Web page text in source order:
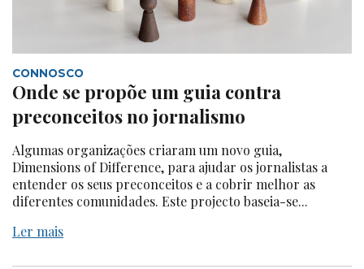
CONNOSCO
Onde se propõe um guia contra
preconceitos no jornalismo
Algumas organizações criaram um novo guia,
Dimensions of Difference, para ajudar os jornalistas a
entender os seus preconceitos e a cobrir melhor as
diferentes comunidades. Este projecto baseia-se...
Ler mais